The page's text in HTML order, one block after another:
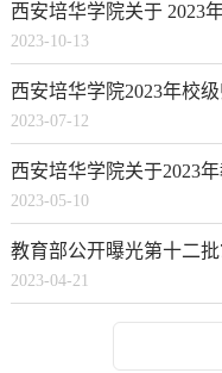
2023-10-13
2023-07-12
2023-05-10
2023-04-21